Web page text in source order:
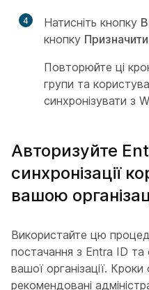
4 Натисніть кнопку
кнопку Призначити
Повторюйте ці
групи та
синхронізувати з
Авторизуйте
синхронізації
вашою
Використайте цю
постачання з Entra ID
вашої організації.
рекомендовані